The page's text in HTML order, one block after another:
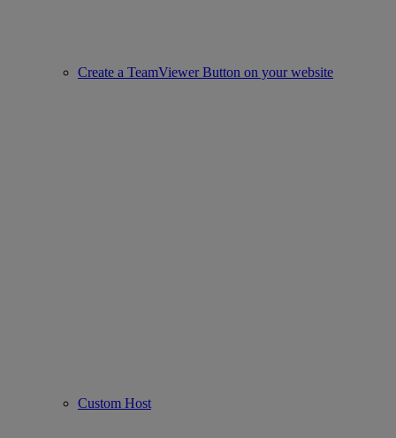
Create a TeamViewer Button on your website
Custom Host